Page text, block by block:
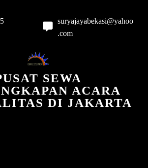
suryajayabekasi@yahoo
.com
SEWA
ACARA
DI JAKARTA